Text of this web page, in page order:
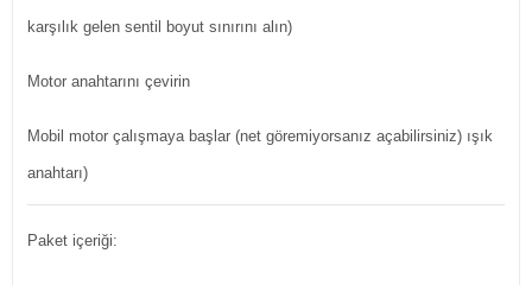
karşılık gelen sentil boyut sınırını alın)
Motor anahtarını çevirin
Mobil motor çalışmaya başlar (net göremiyorsanız açabilirsiniz) ışık
anahtarı)
Paket içeriği: